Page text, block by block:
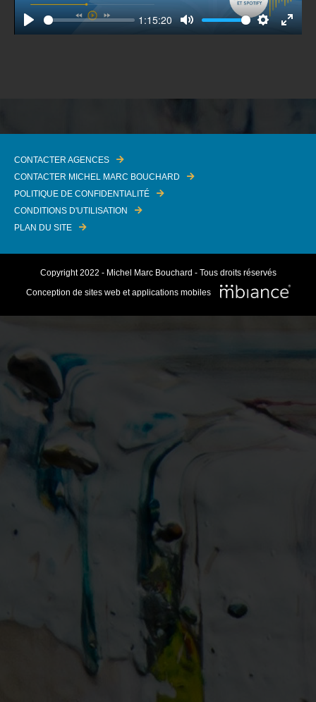
Play
1:15:20
Mute SettingsEnter
CONTACTER AGENCES
CONTACTER MICHEL MARC BOUCHARD
POLITIQUE DE CONFIDENTIALITÉ
CONDITIONS D'UTILISATION
PLAN DU SITE
Copyright 2022 - Michel Marc Bouchard - Tous droits réservés
Conception de sites web et applications mobiles